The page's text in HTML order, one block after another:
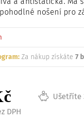
nošení pro
Za nákup získáte7
DPH
Ušetříte